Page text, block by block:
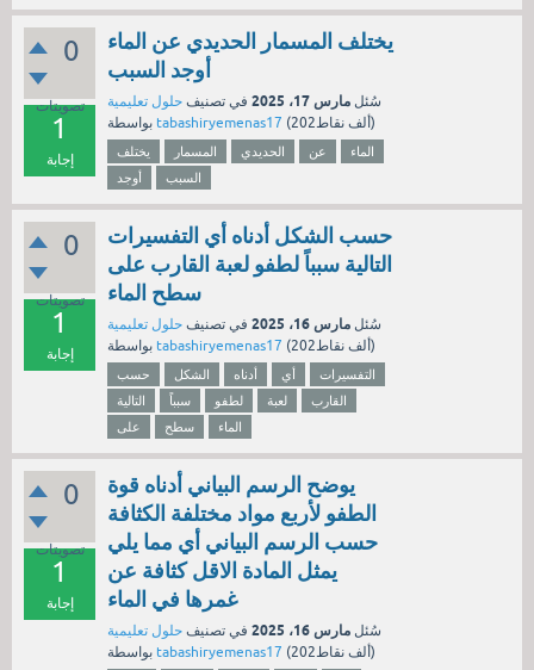
0
تصويتات
1
إجابة
يختلف المسمار الحديدي عن الماء
أوجد السبب
سُئل مارس 17، 2025 في تصنيف حلول تعليمية
tabashiryemenas17 ( 202ألف نقاط)
يختلف المسمار الحديدي عن
الماء
أوجد
السبب
0
تصويتات
1
إجابة
حسب الشكل أدناه أي التفسيرات
التالية سبباً لطفو لعبة القارب على
سطح الماء
سُئل مارس 16، 2025 في تصنيف حلول تعليمية
tabashiryemenas17 ( 202ألف نقاط)
حسب الشكل أدناه أي
التفسيرات
التالية
سبباً لطفو لعبة
القارب
على
سطح الماء
0
تصويتات
1
إجابة
يوضح الرسم البياني أدناه قوة
الطفو لأربع مواد مختلفة الكثافة
حسب الرسم البياني أي مما يلي
يمثل المادة الاقل كثافة عن
غمرها في الماء
سُئل مارس 16، 2025 في تصنيف حلول تعليمية
tabashiryemenas17 ( 202ألف نقاط)